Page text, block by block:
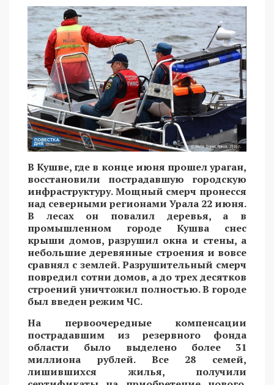
В Кушве, где в конце июня прошел ураган,
восстановили пострадавшую городскую
инфраструктуру. Мощный смерч пронесся
над северными регионами Урала 22 июня.
В лесах он повалил деревья, а в
промышленном городе Кушва снес
крыши домов, разрушил окна и стены, а
небольшие деревянные строения и вовсе
сравнял с землей. Разрушительный смерч
повредил сотни домов, а до трех десятков
строений уничтожил полностью. В городе
был введен режим ЧС.
На первоочередные компенсации
пострадавшим из резервного фонда
области было выделено более 31
миллиона рублей. Все 28 семей,
лишившихся жилья, получили